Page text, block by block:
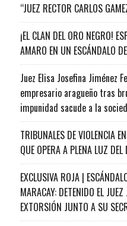
“JUEZ RECTOR CARLOS
¡EL CLAN DEL ORO NEGRO!
AMARO EN UN ESCÁNDALO
Juez Elisa Josefina Jiménez
empresario aragueño tras
impunidad sacude a la
TRIBUNALES DE VIOLENCIA
QUE OPERA A PLENA LUZ DEL
EXCLUSIVA ROJA |
MARACAY: DETENIDO EL
EXTORSIÓN JUNTO A SU